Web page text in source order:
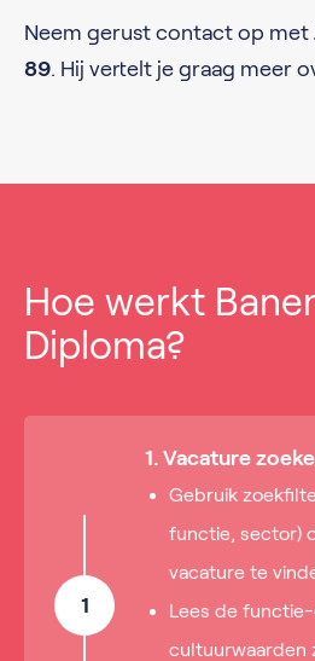
Neem gerust contact op met
89. Hij vertelt je graag meer
Hoe werkt
Diploma?
1
1. Vacature
Gebruik
functie, sector)
vacature te
Lees de
cultuurwaarden